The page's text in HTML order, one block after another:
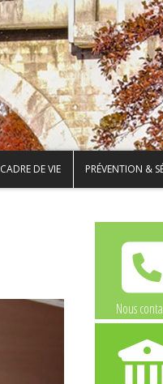
CADRE DE VIE PRÉVENTION &
Nous